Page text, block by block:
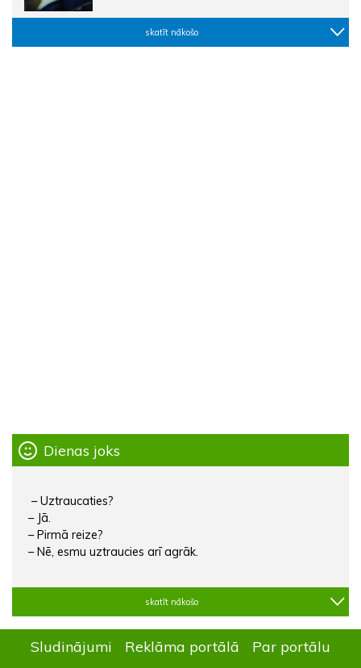
skatīt nākošo
Dienas joks
– Uztraucaties?
– Jā.
– Pirmā reize?
– Nē, esmu uztraucies arī agrāk.
skatīt nākošo
Sludinājumi Reklāma portālā Par portālu